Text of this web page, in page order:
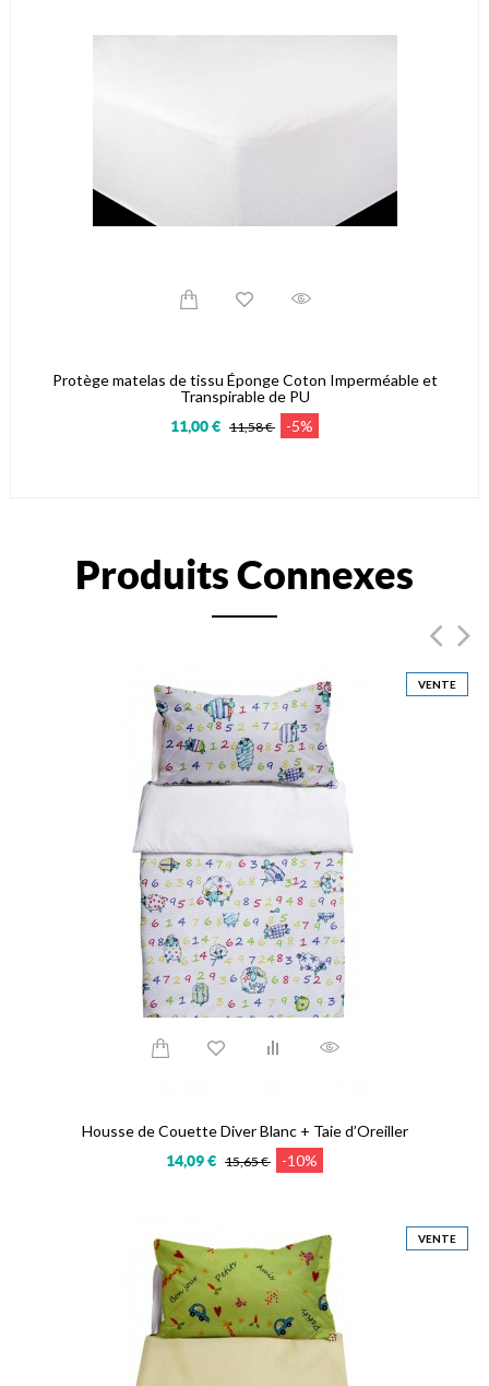
Protège matelas de tissu Éponge Coton Imperméable et
Transpirable de PU
11,00 € 11,58 € -5%
Produits Connexes
VENTE
Housse de Couette Diver Blanc + Taie d’Oreiller
14,09 € 15,65 € -10%
VENTE